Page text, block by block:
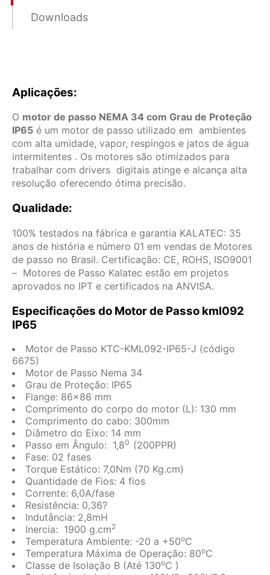
Downloads
Aplicações:
O motor de passo NEMA 34 com Grau de Proteção
IP65 é um motor de passo utilizado em ambientes
com alta umidade, vapor, respingos e jatos de água
intermitentes . Os motores são otimizados para
trabalhar com drivers digitais atinge e alcança alta
resolução oferecendo ótima precisão.
Qualidade:
100% testados na fábrica e garantia KALATEC: 35
anos de história e número 01 em vendas de Motores
de passo no Brasil. Certificação: CE, ROHS, ISO9001
– Motores de Passo Kalatec estão em projetos
aprovados no IPT e certificados na ANVISA.
Especificações do Motor de Passo kml092
IP65
Motor de Passo KTC-KML092-IP65-J (código
6675)
Motor de Passo Nema 34
Grau de Proteção: IP65
Flange: 86×86 mm
Comprimento do corpo do motor (L): 130 mm
Comprimento do cabo: 300mm
Diâmetro do Eixo: 14 mm
Passo em Ângulo: 1,80 (200PPR)
Fase: 02 fases
Torque Estático: 7,0Nm (70 Kg.cm)
Quantidade de Fios: 4 fios
Corrente: 6,0A/fase
Resistência: 0,36?
Indutância: 2,8mH
Inercia: 1900 g.cm2
Temperatura Ambiente: -20 a +50oC
Temperatura Máxima de Operação: 80oC
Classe de Isolação B (Até 130oC )